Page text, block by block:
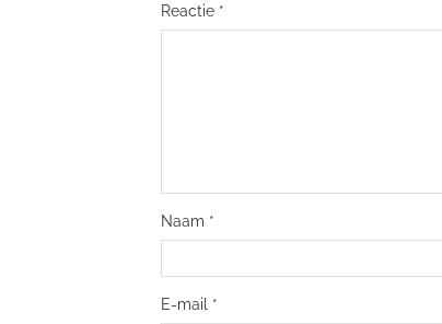
Reactie *
Naam *
E-mail *